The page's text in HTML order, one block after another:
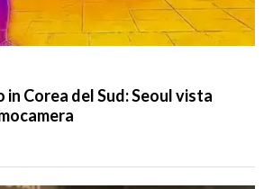
Corea del Sud: Seoul vista